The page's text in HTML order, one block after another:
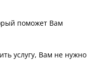
поможет Вам
услугу, Вам не нужно